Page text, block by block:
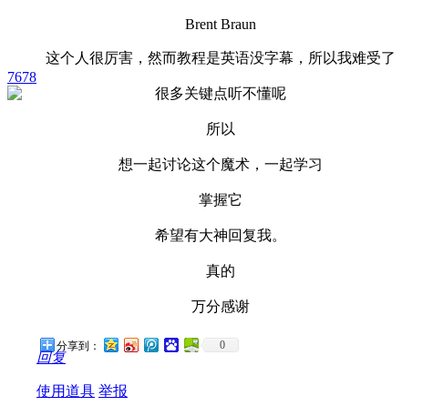
7678
Brent Braun
这个人很厉害，然而教程是英语没字幕，所以我难受了
很多关键点听不懂呢
所以
想一起讨论这个魔术，一起学习
掌握它
希望有大神回复我。
真的
万分感谢
分享到： 0
回复
使用道具 举报